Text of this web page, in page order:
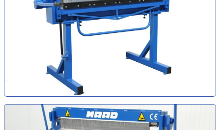
PPID – szczypce proste Piccolo 22 mm
TRACDC – traser do blachy
Zamykacz PLI12 – szczypce podwójne do rąbka stojącego 250 mm